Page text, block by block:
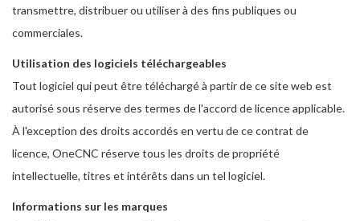
transmettre, distribuer ou utiliser à des fins publiques ou
commerciales.
Utilisation des logiciels téléchargeables
Tout logiciel qui peut être téléchargé à partir de ce site web est
autorisé sous réserve des termes de l'accord de licence applicable.
À l'exception des droits accordés en vertu de ce contrat de
licence, OneCNC réserve tous les droits de propriété
intellectuelle, titres et intérêts dans un tel logiciel.
Informations sur les marques